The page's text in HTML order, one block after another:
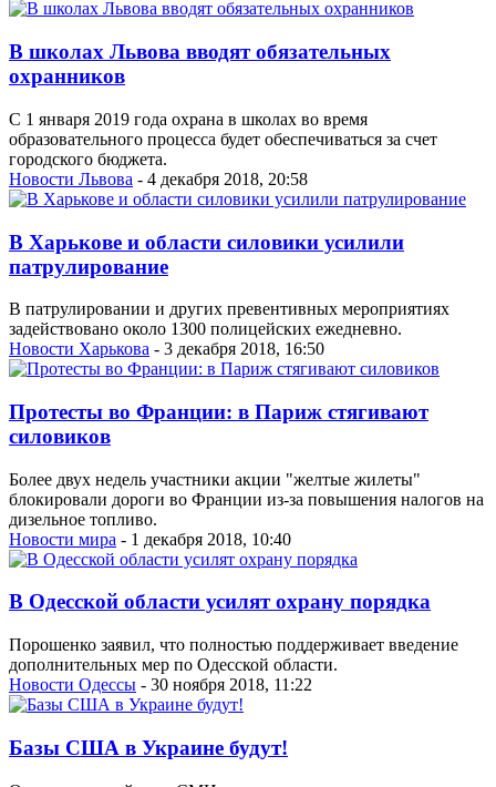
В школах Львова вводят обязательных
охранников
С 1 января 2019 года охрана в школах во время
образовательного процесса будет обеспечиваться за счет
городского бюджета.
Новости Львова - 4 декабря 2018, 20:58
В Харькове и области силовики усилили
патрулирование
В патрулировании и других превентивных мероприятиях
задействовано около 1300 полицейских ежедневно.
Новости Харькова - 3 декабря 2018, 16:50
Протесты во Франции: в Париж стягивают
силовиков
Более двух недель участники акции "желтые жилеты"
блокировали дороги во Франции из-за повышения налогов на
дизельное топливо.
Новости мира - 1 декабря 2018, 10:40
В Одесской области усилят охрану порядка
Порошенко заявил, что полностью поддерживает введение
дополнительных мер по Одесской области.
Новости Одессы - 30 ноября 2018, 11:22
Базы США в Украине будут!